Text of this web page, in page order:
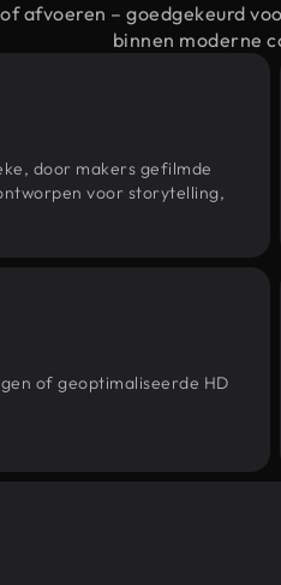
afvoeren – goedgekeurd
binnen moderne
door makers gefilmde
voor storytelling,
of geoptimaliseerde HD